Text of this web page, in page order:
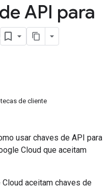
API para
de cliente
usar chaves de API para
Cloud que aceitam
aceitam chaves de